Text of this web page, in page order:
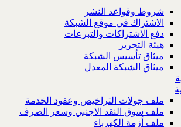
شروط وقواعد النشر
الاشتراك في موقع الشبكة
دفع الاشتراكات والتبرعات
هيئة التحرير
ميثاق تأسيس الشبكة
ميثاق الشبكة المعدل
ملف جولات التراخيص وعقود الخدمة
ملف سوق النقد الاجنبي وسعر الصرف
ملف أزمة الكهرباء